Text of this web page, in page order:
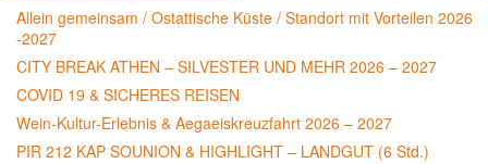
Allein gemeinsam / Ostattische Küste / Standort mit Vorteilen 2026
-2027
CITY BREAK ATHEN – SILVESTER UND MEHR 2026 – 2027
COVID 19 & SICHERES REISEN
Wein-Kultur-Erlebnis & Aegaeiskreuzfahrt 2026 – 2027
PIR 212 KAP SOUNION & HIGHLIGHT – LANDGUT (6 Std.)